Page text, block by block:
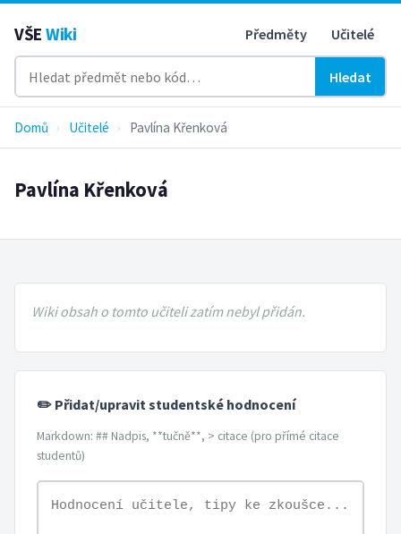
VŠE Wiki Předměty Učitelé
Hledat
Domů › Učitelé › Pavlína Křenková
Pavlína Křenková
Wiki obsah o tomto učiteli zatím nebyl přidán.
✏️ Přidat/upravit studentské hodnocení
Markdown: ## Nadpis, **tučně**, > citace (pro přímé citace
studentů)